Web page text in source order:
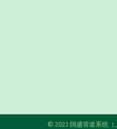
© 2023 阔盛管道系统（